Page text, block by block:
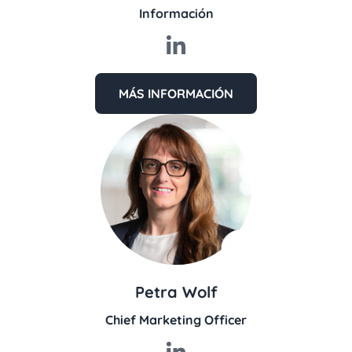
Información
MÁS INFORMACIÓN
Petra Wolf
Chief Marketing Officer